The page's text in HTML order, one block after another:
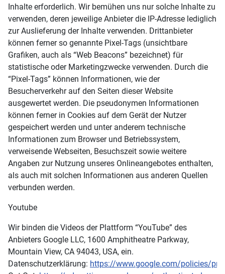
Inhalte erforderlich. Wir bemühen uns nur solche Inhalte zu
verwenden, deren jeweilige Anbieter die IP-Adresse lediglich
zur Auslieferung der Inhalte verwenden. Drittanbieter
können ferner so genannte Pixel-Tags (unsichtbare
Grafiken, auch als “Web Beacons” bezeichnet) für
statistische oder Marketingzwecke verwenden. Durch die
“Pixel-Tags” können Informationen, wie der
Besucherverkehr auf den Seiten dieser Website
ausgewertet werden. Die pseudonymen Informationen
können ferner in Cookies auf dem Gerät der Nutzer
gespeichert werden und unter anderem technische
Informationen zum Browser und Betriebssystem,
verweisende Webseiten, Besuchszeit sowie weitere
Angaben zur Nutzung unseres Onlineangebotes enthalten,
als auch mit solchen Informationen aus anderen Quellen
verbunden werden.
Youtube
Wir binden die Videos der Plattform “YouTube” des
Anbieters Google LLC, 1600 Amphitheatre Parkway,
Mountain View, CA 94043, USA, ein.
Datenschutzerklärung: https://www.google.com/policies/